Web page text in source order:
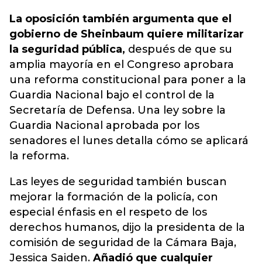
La oposición también argumenta que el
gobierno de Sheinbaum quiere militarizar
la seguridad pública, después de que su
amplia mayoría en el Congreso aprobara
una reforma constitucional para poner a la
Guardia Nacional bajo el control de la
Secretaría de Defensa. Una ley sobre la
Guardia Nacional aprobada por los
senadores el lunes detalla cómo se aplicará
la reforma.
Las leyes de seguridad también buscan
mejorar la formación de la policía, con
especial énfasis en el respeto de los
derechos humanos, dijo la presidenta de la
comisión de seguridad de la Cámara Baja,
Jessica Saiden. Añadió que cualquier